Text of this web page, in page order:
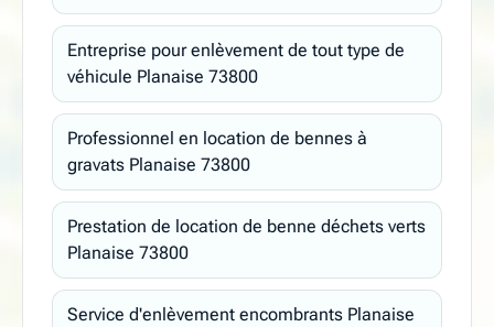
Entreprise pour enlèvement de tout type de
véhicule Planaise 73800
Professionnel en location de bennes à
gravats Planaise 73800
Prestation de location de benne déchets verts
Planaise 73800
Service d'enlèvement encombrants Planaise